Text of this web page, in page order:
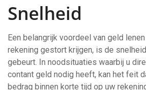
Snelheid
Een belangrijk voordeel van geld
rekening gestort krijgen, is de
gebeurt. In noodsituaties waarbij u
contant geld nodig heeft, kan het feit
bedrag binnen korte tijd op uw